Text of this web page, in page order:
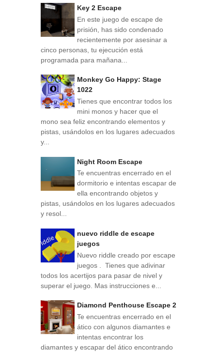
Key 2 Escape
En este juego de escape de
prisión, has sido condenado
recientemente por asesinar a
cinco personas, tu ejecución está
programada para mañana...
Monkey Go Happy: Stage
1022
Tienes que encontrar todos los
mini monos y hacer que el
mono sea feliz encontrando elementos y
pistas, usándolos en los lugares adecuados
y...
Night Room Escape
Te encuentras encerrado en el
dormitorio e intentas escapar de
ella encontrando objetos y
pistas, usándolos en los lugares adecuados
y resol...
nuevo riddle de escape
juegos
Nuevo riddle creado por escape
juegos . Tienes que adivinar
todos los acertijos para pasar de nivel y
superar el juego. Mas instrucciones e...
Diamond Penthouse Escape 2
Te encuentras encerrado en el
ático con algunos diamantes e
intentas encontrar los
diamantes y escapar del ático encontrando